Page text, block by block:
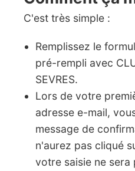
C'est très simple :
Remplissez le
pré-rempli avec
SEVRES.
Lors de votre
adresse e-mail,
message de
n'aurez pas cliqué
votre saisie ne sera